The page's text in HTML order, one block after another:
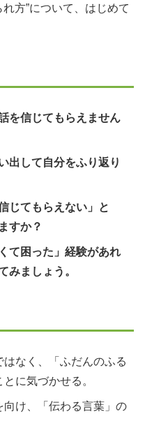
方”について、はじめて
を信じてもらえません
出して自分をふり返り
じてもらえない」と
すか？
て困った」経験があれ
みましょう。
なく、「ふだんのふる
に気づかせる。
け、「伝わる言葉」の